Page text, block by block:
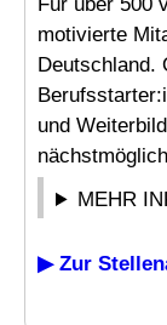
motivierte
Deutschland.
und
MEHR
▶ Zur